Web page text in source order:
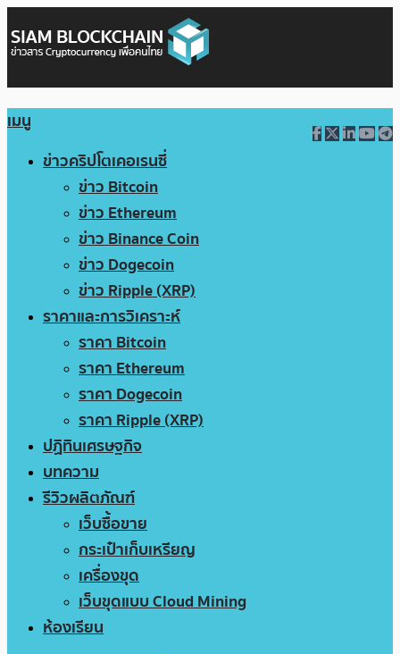
เมนู
ข่าวคริปโตเคอเรนซี่
ข่าว Bitcoin
ข่าว Ethereum
ข่าว Binance Coin
ข่าว Dogecoin
ข่าว Ripple (XRP)
ราคาและการวิเคราะห์
ราคา Bitcoin
ราคา Ethereum
ราคา Dogecoin
ราคา Ripple (XRP)
ปฏิทินเศรษฐกิจ
บทความ
รีวิวผลิตภัณฑ์
เว็บซื้อขาย
กระเป๋าเก็บเหรียญ
เครื่องขุด
เว็บขุดแบบ Cloud Mining
ห้องเรียน